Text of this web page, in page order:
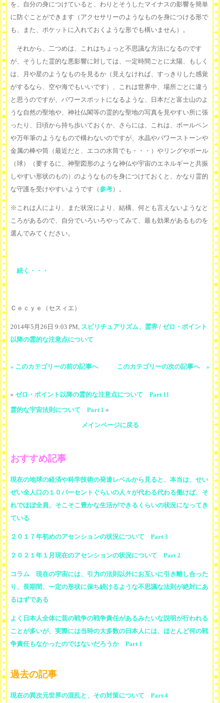
を、自分の身につけていると、わりとそうしたマイナスの影響を簡単
に防ぐことができます（アクセサリーのようなものを身につける形で
も、また、ポケットに入れておくような形でも構いません）。
それから、二つめは、これはちょっと不思議な方法になるのです
が、そうした霊的な悪影響に対しては、一定時間ごとに太陽、もしく
は、月や星のようなものを見るか（見えなければ、すっきりした感覚
がするなら、空や海でもいいです）、これは世界中、場所ごとに違う
と思うのですが、パワースポットになるような、日本だと富士山のよ
うな自然の聖地や、神社仏閣等の霊的な聖地の写真を見やすい所に張
ったり、日頃から持ち歩いておくか、さらには、これは、ボールペン
や万年筆のようなもので構わないのですが、水晶やパワーストーンや
金属の棒や筒（最近だと、エコの水筒でも・・・）やリングやボール
（球）（要するに、神聖図形のような神仏や宇宙のエネルギーと共振
しやすい形状のもの）のようなものを身につけておくと、かなり霊的
な守護を受けやすいようです（参考）。
※これは人により、また状況により、結構、何とも言えないようなと
ころがあるので、自分でいろいろやってみて、最も効果があるものを
選んでみてください。
続く・・・
Ｃｅｃｙｅ（セスィエ）
2014年5月26日 9:03 PM, スピリチュアリズム、霊界 / ゼロ・ポイント
以降の霊的な注意点について
« このカテゴリーの前の記事へ このカテゴリーの次の記事へ »
« ゼロ・ポイント以降の霊的な注意点について Part 11
霊的な宇宙法則について Part 1 »
メインページに戻る
おすすめ記事
現在の地球の経済や科学技術の発達レベルから見ると、本当は、せい
ぜい全人口の１０パーセントぐらいの人々が代わる代わる働けば、そ
れでほぼ全員、そこそこ豊かな生活ができるくらいの状況になってき
ている
２０１７年初めのアセンションの状況について Part 3
２０２１年１月現在のアセンションの状況について Part 2
コラム 現在の宇宙には、引力の法則以外にお互いに引き離し合った
り、長期間、一定の形状に保ち続けるような不思議な法則が絶対にあ
るはずである
よく日本人全体に昔の戦争の戦争責任があるみたいな説明が行われる
ことが多いが、実際には当時の大多数の日本人には、ほとんど何の戦
争責任もなかったのではないだろうか Part 1
過去の記事
現在の異次元世界の混乱と、その対策について Part 4